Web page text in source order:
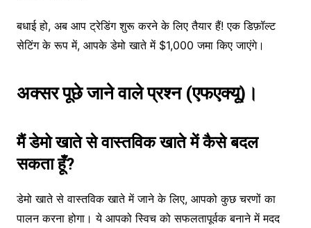
बधाई हो, अब आप ट्रेडिंग शुरू करने के लिए तैयार हैं! एक डिफ़ॉल्ट
सेटिंग के रूप में, आपके डेमो खाते में $1,000 जमा किए जाएंगे।
अक्सर पूछे जाने वाले प्रश्न (एफएक्यू)।
मैं डेमो खाते से वास्तविक खाते में कैसे बदल
सकता हूँ?
डेमो खाते से वास्तविक खाते में जाने के लिए, आपको कुछ चरणों का
पालन करना होगा। ये आपको स्विच को सफलतापूर्वक बनाने में मदद